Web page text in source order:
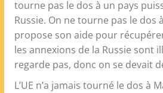
tourne pas le dos à un pays
Russie. On ne tourne pas le dos
propose son aide pour
les annexions de la Russie sont
regarde pas, donc on se devait
L’UE n’a jamais tourné le dos à